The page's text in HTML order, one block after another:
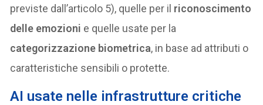
previste dall’articolo 5), quelle per il riconoscimento
delle emozioni e quelle usate per la
categorizzazione biometrica, in base ad attributi o
caratteristiche sensibili o protette.
AI usate nelle infrastrutture critiche